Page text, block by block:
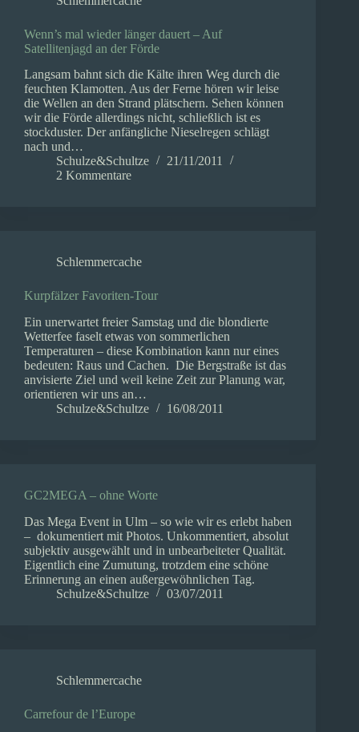
Wenn’s mal wieder länger dauert – Auf
Satellitenjagd an der Förde
Langsam bahnt sich die Kälte ihren Weg durch die
feuchten Klamotten. Aus der Ferne hören wir leise
die Wellen an den Strand plätschern. Sehen können
wir die Förde allerdings nicht, schließlich ist es
stockduster. Der anfängliche Nieselregen schlägt
nach und…
Schulze&Schultze
21/11/2011
2 Kommentare
Schlemmercache
Kurpfälzer Favoriten-Tour
Ein unerwartet freier Samstag und die blondierte
Wetterfee faselt etwas von sommerlichen
Temperaturen – diese Kombination kann nur eines
bedeuten: Raus und Cachen. Die Bergstraße ist das
anvisierte Ziel und weil keine Zeit zur Planung war,
orientieren wir uns an…
Schulze&Schultze
16/08/2011
GC2MEGA – ohne Worte
Das Mega Event in Ulm – so wie wir es erlebt haben
– dokumentiert mit Photos. Unkommentiert, absolut
subjektiv ausgewählt und in unbearbeiteter Qualität.
Eigentlich eine Zumutung, trotzdem eine schöne
Erinnerung an einen außergewöhnlichen Tag.
Schulze&Schultze
03/07/2011
Schlemmercache
Carrefour de l’Europe